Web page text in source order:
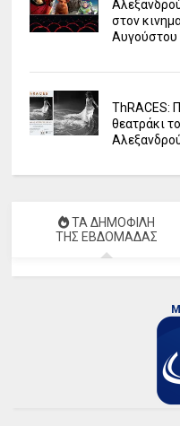
στον
Αυγούστου
ΤhRACES:
θεατράκι
ΤΑ ΔΗΜΟΦΙΛΗ
ΤΗΣ ΕΒΔΟΜΑΔΑΣ